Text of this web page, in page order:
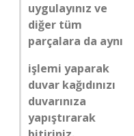
uygulayınız ve
diğer tüm
parçalara da aynı
işlemi yaparak
duvar kağıdınızı
duvarınıza
yapıştırarak